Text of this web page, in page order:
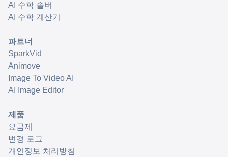
AI 수학 솔버
AI 수학 계산기
파트너
SparkVid
Animove
Image To Video AI
AI Image Editor
제품
요금제
변경 로그
개인정보 처리방침